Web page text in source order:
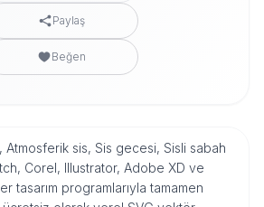
Paylaş
Beğen
Atmosferik sis, Sis gecesi, Sisli sabah
Corel, Illustrator, Adobe XD ve
tasarım programlarıyla tamamen